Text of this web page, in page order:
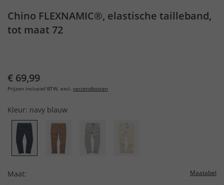
Chino FLEXNAMIC®, elastische tailleband,
tot maat 72
€ 69,99
Prijzen inclusief BTW, excl. verzendkosten
Kleur: navy blauw
Maat: Maatabel